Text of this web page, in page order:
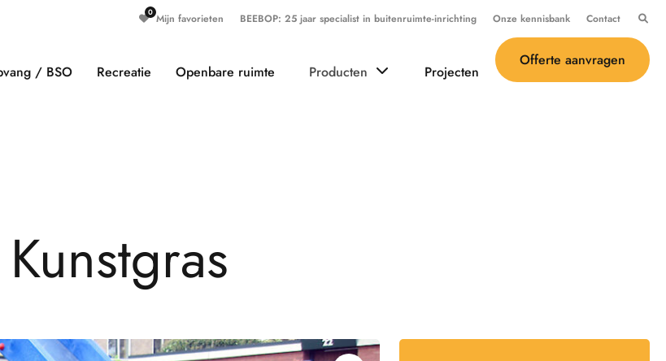
Mijn favorieten BEEBOP: 25 jaar specialist in buitenruimte-inrichting Onze kennisbank Contact
Offerte aanvragen
/ BSO Recreatie Openbare ruimte Producten Projecten
Kunstgras